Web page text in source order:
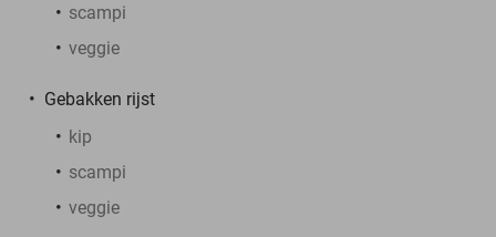
scampi
veggie
Gebakken rijst
kip
scampi
veggie